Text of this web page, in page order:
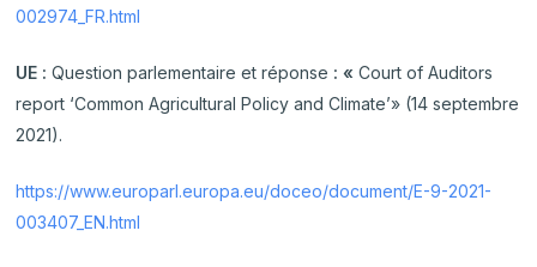
002974_FR.html
UE :Question parlementaire et réponse : «Court of Auditors
report ‘Common Agricultural Policy and Climate’» (14 septembre
2021).
https://www.europarl.europa.eu/doceo/document/E-9-2021-
003407_EN.html